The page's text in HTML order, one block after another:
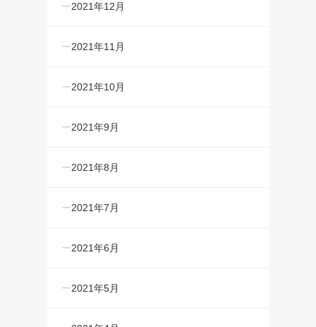
2021年12月
2021年11月
2021年10月
2021年9月
2021年8月
2021年7月
2021年6月
2021年5月